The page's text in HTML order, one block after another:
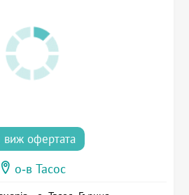
виж офертата
о-в Тасос